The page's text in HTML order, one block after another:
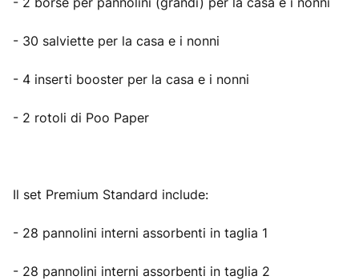
- 30 salviette per la casa e i nonni
- 4 inserti booster per la casa e i nonni
- 2 rotoli di Poo Paper
Il set Premium Standard include:
- 28 pannolini interni assorbenti in taglia 1
- 28 pannolini interni assorbenti in taglia 2